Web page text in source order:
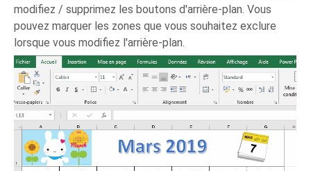
modifiez / supprimez les boutons d'arrière-plan. Vous
pouvez marquer les zones que vous souhaitez exclure
lorsque vous modifiez l'arrière-plan.